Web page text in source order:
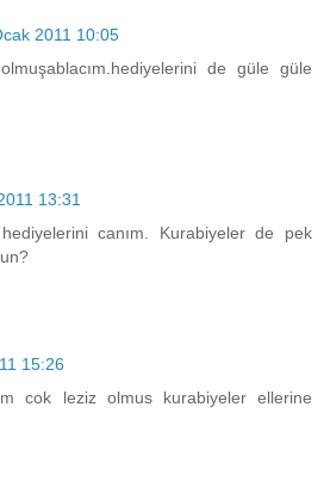
2011 10:05
de güle güle
13:31
canım. Kurabiyeler de pek
15:26
cok leziz olmus kurabiyeler ellerine